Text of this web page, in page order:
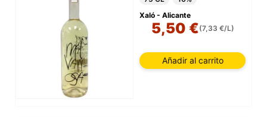
Xaló - Alicante
5,50 €(7,33 €/L)
Añadir al carrito